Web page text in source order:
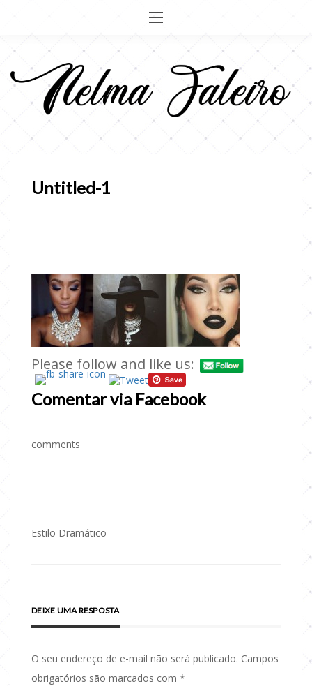
conteúdo
Untitled-1
Please follow and like us:
Comentar via Facebook
comments
Estilo Dramático
DEIXE UMA RESPOSTA
O seu endereço de e-mail não será publicado. Campos
obrigatórios são marcados com *